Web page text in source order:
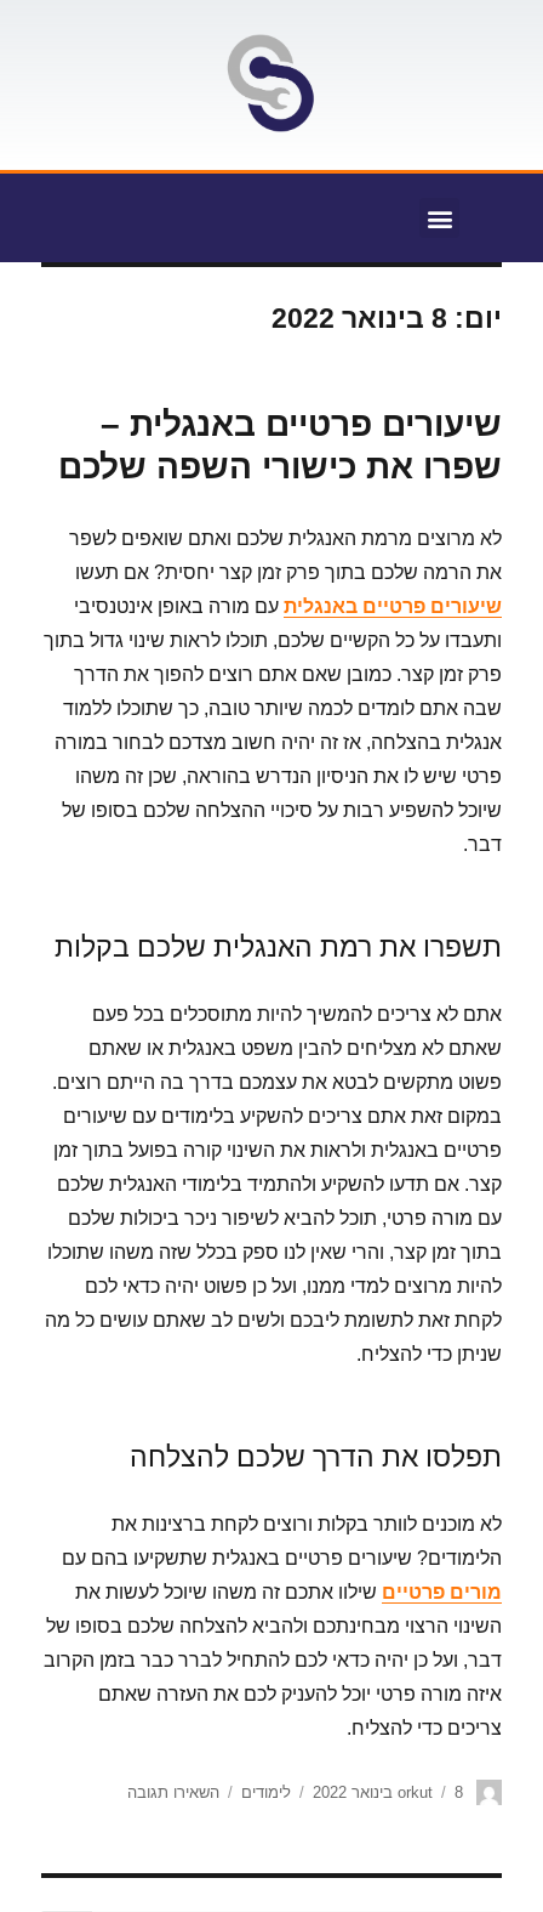
יום: 8 בינואר 2022
שיעורים פרטיים באנגלית –
שפרו את כישורי השפה שלכם
לא מרוצים מרמת האנגלית שלכם ואתם שואפים לשפר
את הרמה שלכם בתוך פרק זמן קצר יחסית? אם תעשו
שיעורים פרטיים באנגלית עם מורה באופן אינטנסיבי
ותעבדו על כל הקשיים שלכם, תוכלו לראות שינוי גדול בתוך
פרק זמן קצר. כמובן שאם אתם רוצים להפוך את הדרך
שבה אתם לומדים לכמה שיותר טובה, כך שתוכלו ללמוד
אנגלית בהצלחה, אז זה יהיה חשוב מצדכם לבחור במורה
פרטי שיש לו את הניסיון הנדרש בהוראה, שכן זה משהו
שיוכל להשפיע רבות על סיכויי ההצלחה שלכם בסופו של
דבר.
תשפרו את רמת האנגלית שלכם בקלות
אתם לא צריכים להמשיך להיות מתוסכלים בכל פעם
שאתם לא מצליחים להבין משפט באנגלית או שאתם
פשוט מתקשים לבטא את עצמכם בדרך בה הייתם רוצים.
במקום זאת אתם צריכים להשקיע בלימודים עם שיעורים
פרטיים באנגלית ולראות את השינוי קורה בפועל בתוך זמן
קצר. אם תדעו להשקיע ולהתמיד בלימודי האנגלית שלכם
עם מורה פרטי, תוכל להביא לשיפור ניכר ביכולות שלכם
בתוך זמן קצר, והרי שאין לנו ספק בכלל שזה משהו שתוכלו
להיות מרוצים למדי ממנו, ועל כן פשוט יהיה כדאי לכם
לקחת זאת לתשומת ליבכם ולשים לב שאתם עושים כל מה
שניתן כדי להצליח.
תפלסו את הדרך שלכם להצלחה
לא מוכנים לוותר בקלות ורוצים לקחת ברצינות את
הלימודים? שיעורים פרטיים באנגלית שתשקיעו בהם עם
מורים פרטיים שילוו אתכם זה משהו שיוכל לעשות את
השינוי הרצוי מבחינתכם ולהביא להצלחה שלכם בסופו של
דבר, ועל כן יהיה כדאי לכם להתחיל לברר כבר בזמן הקרוב
איזה מורה פרטי יוכל להעניק לכם את העזרה שאתם
צריכים כדי להצליח.
orkut 8 בינואר 2022 לימודים השאירו תגובה